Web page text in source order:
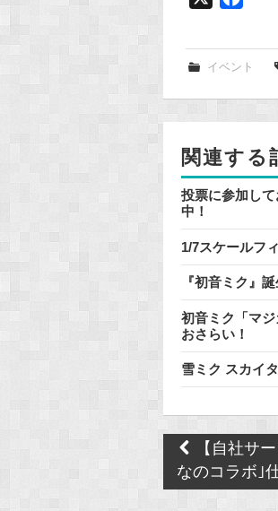
e
k
イベント
関連する
投票に参加し
中！
1/7スケールフ
『初音ミク』
初音ミク「マ
おさらい！
雪ミク スカイ
Post
navigation
【自社サ
なのコラボ｣